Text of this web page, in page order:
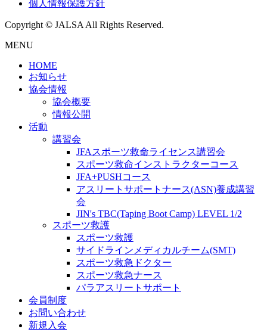
個人情報保護方針
Copyright © JALSA All Rights Reserved.
MENU
HOME
お知らせ
協会情報
協会概要
情報公開
活動
講習会
JFAスポーツ救命ライセンス講習会
スポーツ救命インストラクターコース
JFA+PUSHコース
アスリートサポートナース(ASN)養成講習
会
JIN's TBC(Taping Boot Camp) LEVEL 1/2
スポーツ救護
スポーツ救護
サイドラインメディカルチーム(SMT)
スポーツ救急ドクター
スポーツ救急ナース
パラアスリートサポート
会員制度
お問い合わせ
新規入会